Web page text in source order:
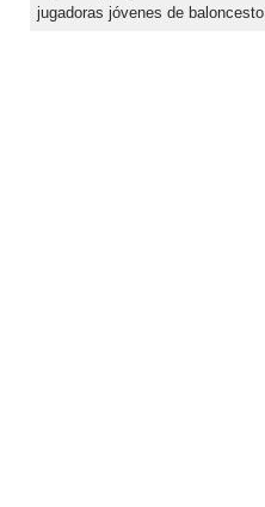
jugadoras jóvenes de baloncesto